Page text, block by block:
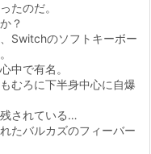
たのだ。
？
Switchのソフトキーボー
中で有名。
むろに下半身中心に自爆
されている…
たバルカズのフィーバー